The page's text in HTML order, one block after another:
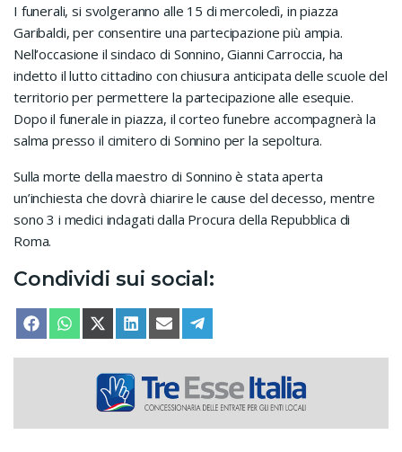
I funerali, si svolgeranno alle 15 di mercoledì, in piazza
Garibaldi, per consentire una partecipazione più ampia.
Nell’occasione il sindaco di Sonnino, Gianni Carroccia, ha
indetto il lutto cittadino con chiusura anticipata delle scuole del
territorio per permettere la partecipazione alle esequie.
Dopo il funerale in piazza, il corteo funebre accompagnerà la
salma presso il cimitero di Sonnino per la sepoltura.
Sulla morte della maestro di Sonnino è stata aperta
un’inchiesta che dovrà chiarire le cause del decesso, mentre
sono 3 i medici indagati dalla Procura della Repubblica di
Roma.
Condividi sui social:
SHARE ON
FACEBOOKSHARE ON
WHATSAPPSHARE ON
X (TWITTER)
SHARE ON
LINKEDINSHARE ON
EMAIL